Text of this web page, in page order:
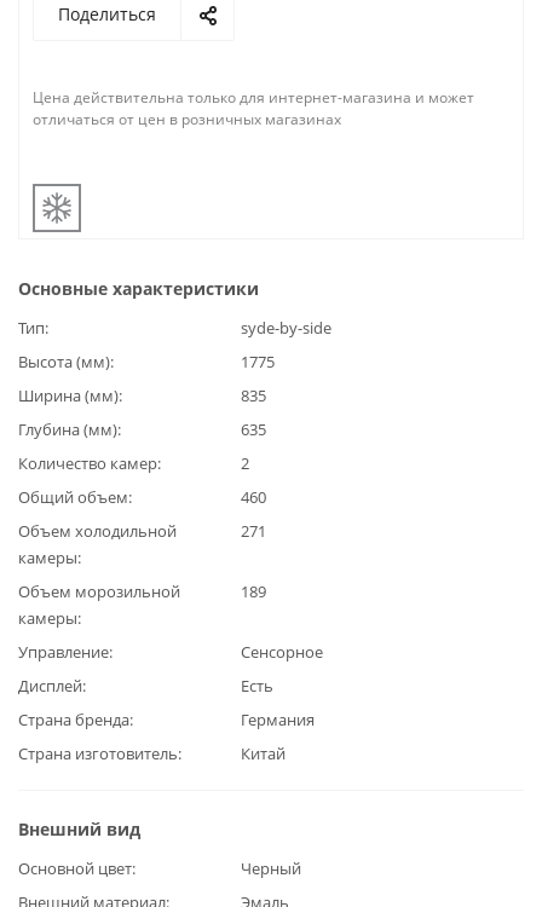
Поделиться
Цена действительна только для интернет-магазина и может
отличаться от цен в розничных магазинах
Основные характеристики
Тип
syde-by-side
Высота (мм)
1775
Ширина (мм)
835
Глубина (мм)
635
Количество камер
2
Общий объем
460
Объем холодильной
камеры
271
Объем морозильной
камеры
189
Управление
Сенсорное
Дисплей
Есть
Страна бренда
Германия
Страна изготовитель
Китай
Внешний вид
Основной цвет
Черный
Внешний материал
Эмаль